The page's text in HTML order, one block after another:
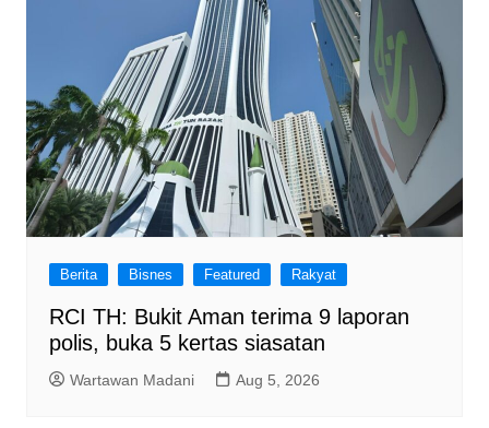
Berita Bisnes Featured Rakyat
RCI TH: Bukit Aman terima 9 laporan
polis, buka 5 kertas siasatan
Wartawan Madani Aug 5, 2026